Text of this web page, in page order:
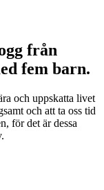
från
fem barn.
och uppskatta livet
och att ta oss tid
för det är dessa